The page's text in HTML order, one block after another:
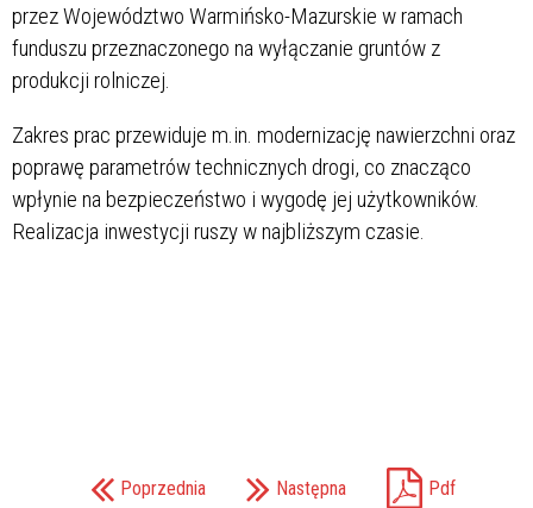
przez Województwo Warmińsko-Mazurskie w ramach
funduszu przeznaczonego na wyłączanie gruntów z
produkcji rolniczej.
Zakres prac przewiduje m.in. modernizację nawierzchni oraz
poprawę parametrów technicznych drogi, co znacząco
wpłynie na bezpieczeństwo i wygodę jej użytkowników.
Realizacja inwestycji ruszy w najbliższym czasie.
Poprzednia Następna Pdf